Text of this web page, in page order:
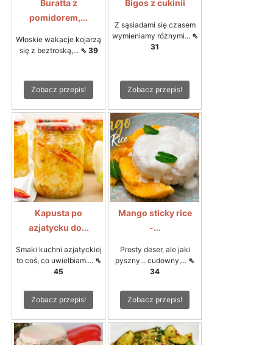
Buratta z
pomidorem,...
Włoskie wakacje kojarzą
się z beztroską,... ⇖ 39
Zobacz przepis!
Bigos z cukinii
Z sąsiadami się czasem
wymieniamy różnymi... ⇖
31
Zobacz przepis!
Kapusta po
azjatycku do...
Smaki kuchni azjatyckiej
to coś, co uwielbiam.... ⇖
45
Zobacz przepis!
Mango sticky rice
-...
Prosty deser, ale jaki
pyszny... cudowny,... ⇖
34
Zobacz przepis!